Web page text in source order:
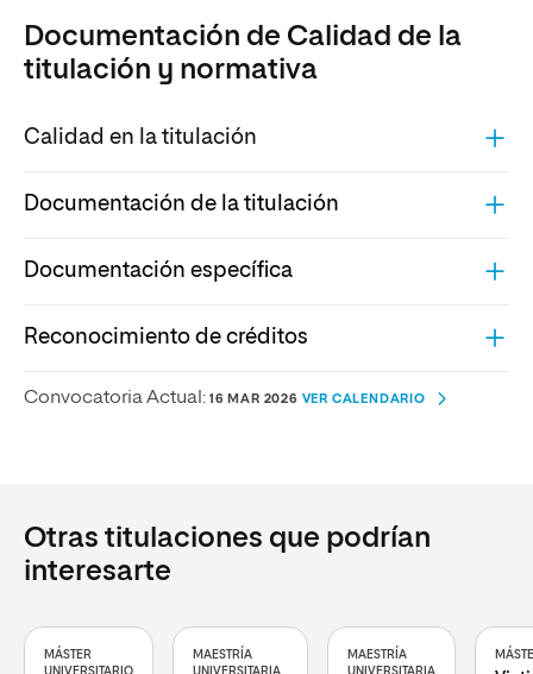
Documentación de Calidad de la
titulación y normativa
Calidad en la titulación
Documentación de la titulación
Documentación específica
Reconocimiento de créditos
Convocatoria Actual: 16 MAR 2026 VER CALENDARIO
Otras titulaciones que podrían
interesarte
MÁSTER
UNIVERSITARIO
MAESTRÍA
UNIVERSITARIA
MAESTRÍA
UNIVERSITARIA